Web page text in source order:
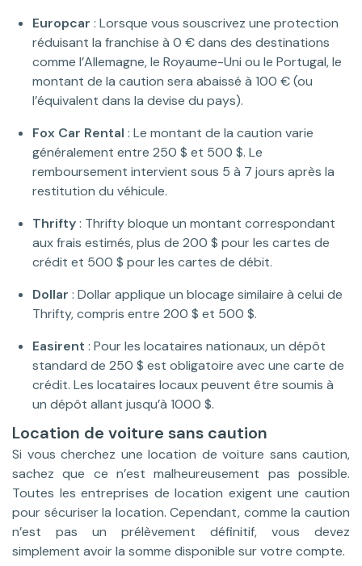
Europcar : Lorsque vous souscrivez une protection
réduisant la franchise à 0 € dans des destinations
comme l’Allemagne, le Royaume-Uni ou le Portugal, le
montant de la caution sera abaissé à 100 € (ou
l’équivalent dans la devise du pays).
Fox Car Rental : Le montant de la caution varie
généralement entre 250 $ et 500 $. Le
remboursement intervient sous 5 à 7 jours après la
restitution du véhicule.
Thrifty: Thrifty bloque un montant correspondant
aux frais estimés, plus de 200 $ pour les cartes de
crédit et 500 $ pour les cartes de débit.
Dollar : Dollar applique un blocage similaire à celui de
Thrifty, compris entre 200 $ et 500 $.
Easirent : Pour les locataires nationaux, un dépôt
standard de 250 $ est obligatoire avec une carte de
crédit. Les locataires locaux peuvent être soumis à
un dépôt allant jusqu’à 1000 $.
Location de voiture sans caution
Si vous cherchez une location de voiture sans caution,
sachez que ce n’est malheureusement pas possible.
Toutes les entreprises de location exigent une caution
pour sécuriser la location. Cependant, comme la caution
n’est pas un prélèvement définitif, vous devez
simplement avoir la somme disponible sur votre compte.